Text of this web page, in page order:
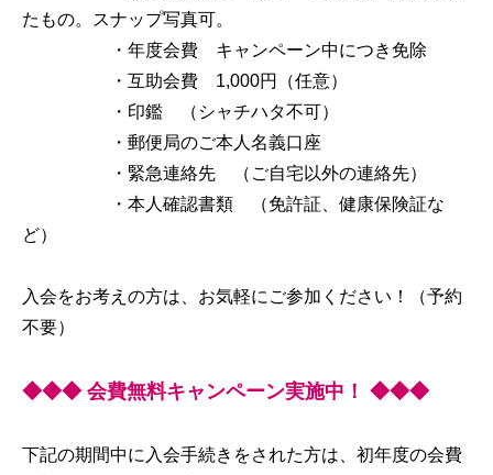
たもの。スナップ写真可。
・年度会費 キャンペーン中につき免除
・互助会費 1,000円（任意）
・印鑑 （シャチハタ不可）
・郵便局のご本人名義口座
・緊急連絡先 （ご自宅以外の連絡先）
・本人確認書類 （免許証、健康保険証な
ど）
入会をお考えの方は、お気軽にご参加ください！（予約
不要）
◆◆◆ 会費無料キャンペーン実施中！ ◆◆◆
下記の期間中に入会手続きをされた方は、初年度の会費